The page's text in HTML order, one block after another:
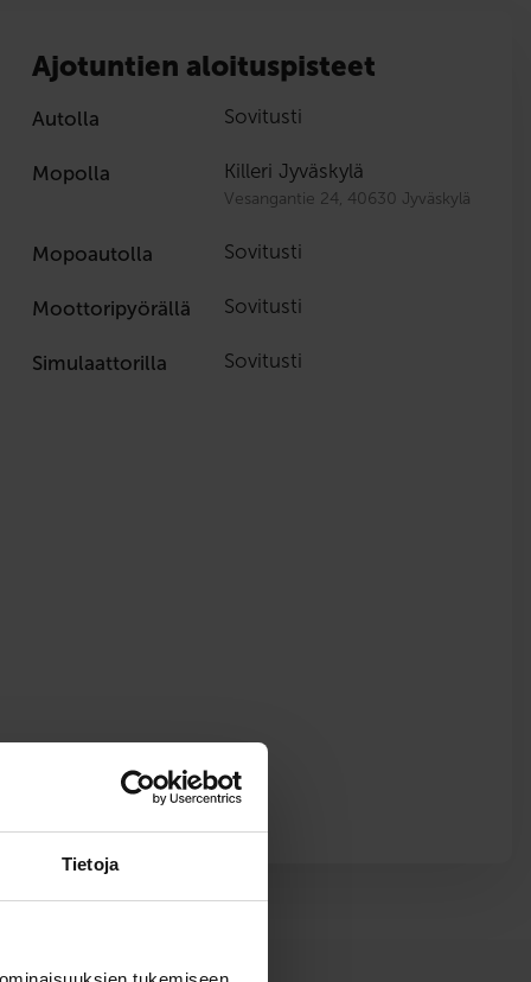
Tietoja
Ajotuntien aloituspisteet
Autolla Sovitusti
Mopolla Killeri Jyväskylä
Vesangantie 24, 40630 Jyväskylä
Mopoautolla Sovitusti
Moottoripyörällä Sovitusti
Simulaattorilla Sovitusti